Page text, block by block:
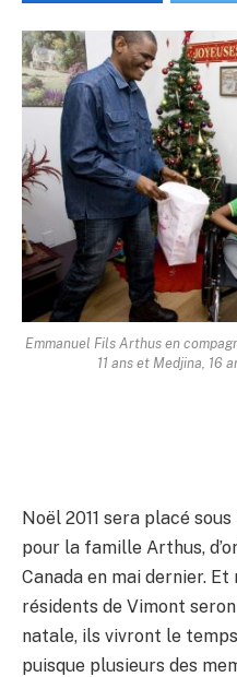
Emmanuel Fils Arthus en
11 ans et Medjina, 16
Noël 2011 sera placé
pour la famille Arthus,
Canada en mai dernier.
résidents de Vimont
natale, ils vivront le
puisque plusieurs des